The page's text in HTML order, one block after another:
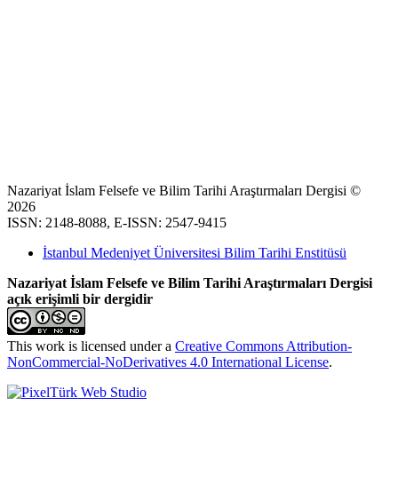
Nazariyat İslam Felsefe ve Bilim Tarihi Araştırmaları Dergisi ©
2026
ISSN: 2148-8088, E-ISSN: 2547-9415
İstanbul Medeniyet Üniversitesi Bilim Tarihi Enstitüsü
Nazariyat İslam Felsefe ve Bilim Tarihi Araştırmaları Dergisi
açık erişimli bir dergidir
This work is licensed under a Creative Commons Attribution-
NonCommercial-NoDerivatives 4.0 International License.